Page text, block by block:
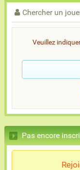
Chercher un
Veuillez
Pas encore